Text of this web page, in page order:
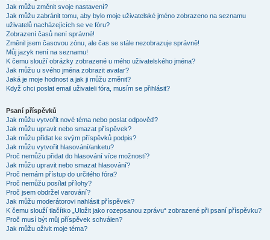
Jak můžu změnit svoje nastavení?
Jak můžu zabránit tomu, aby bylo moje uživatelské jméno zobrazeno na seznamu
uživatelů nacházejících se ve fóru?
Zobrazení časů není správné!
Změnil jsem časovou zónu, ale čas se stále nezobrazuje správně!
Můj jazyk není na seznamu!
K čemu slouží obrázky zobrazené u mého uživatelského jména?
Jak můžu u svého jména zobrazit avatar?
Jaká je moje hodnost a jak ji můžu změnit?
Když chci poslat email uživateli fóra, musím se přihlásit?
Psaní příspěvků
Jak můžu vytvořit nové téma nebo poslat odpověď?
Jak můžu upravit nebo smazat příspěvek?
Jak můžu přidat ke svým příspěvků podpis?
Jak můžu vytvořit hlasování/anketu?
Proč nemůžu přidat do hlasování více možností?
Jak můžu upravit nebo smazat hlasování?
Proč nemám přístup do určitého fóra?
Proč nemůžu posílat přílohy?
Proč jsem obdržel varování?
Jak můžu moderátorovi nahlásit příspěvek?
K čemu slouží tlačítko „Uložit jako rozepsanou zprávu“ zobrazené při psaní příspěvku?
Proč musí být můj příspěvek schválen?
Jak můžu oživit moje téma?